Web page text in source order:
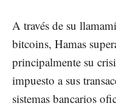
A través de su
bitcoins, Hamas
principalmente su
impuesto a sus
sistemas bancarios